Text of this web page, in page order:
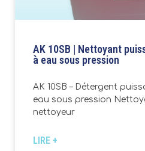
AK 10SB | Nettoyant
à eau sous pression
AK 10SB – Détergent
eau sous pression
nettoyeur
LIRE +